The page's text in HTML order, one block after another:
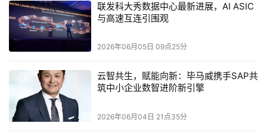
在Computex 2026展台上，联发科集中展示了云端AI
基础设施的完整技术图景。联发科的数据中心解决方案已超
联发科大秀数据中心最新进展，AI ASIC
与高速互连引围观
2026年06月05日 09点25分
云智共生，赋能向新：毕马威携手SAP共
筑中小企业数智进阶新引擎
2026年06月04日 21点35分